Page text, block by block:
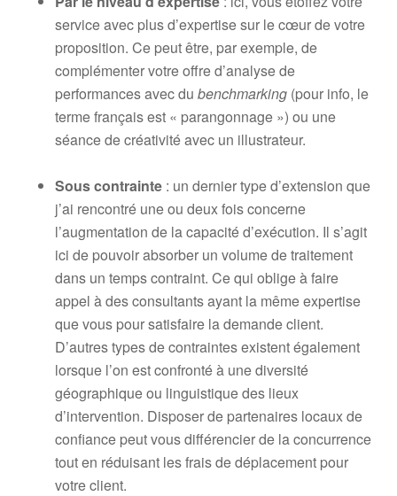
service avec plus d’expertise sur le cœur de votre
proposition. Ce peut être, par exemple, de
complémenter votre offre d’analyse de
performances avec dubenchmarking (pour info, le
terme français est « parangonnage ») ou une
séance de créativité avec un illustrateur.
Sous contrainte : un dernier type d’extension que
j’ai rencontré une ou deux fois concerne
l’augmentation de la capacité d’exécution. Il s’agit
ici de pouvoir absorber un volume de traitement
dans un temps contraint. Ce qui oblige à faire
appel à des consultants ayant la même expertise
que vous pour satisfaire la demande client.
D’autres types de contraintes existent également
lorsque l’on est confronté à une diversité
géographique ou linguistique des lieux
d’intervention. Disposer de partenaires locaux de
confiance peut vous différencier de la concurrence
tout en réduisant les frais de déplacement pour
votre client.